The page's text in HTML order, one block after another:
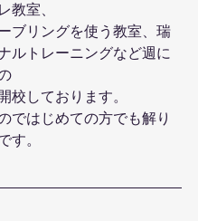
教室、
ブリングを使う教室、瑞
ルトレーニングなど週に
校しております。
ではじめての方でも解り
す。